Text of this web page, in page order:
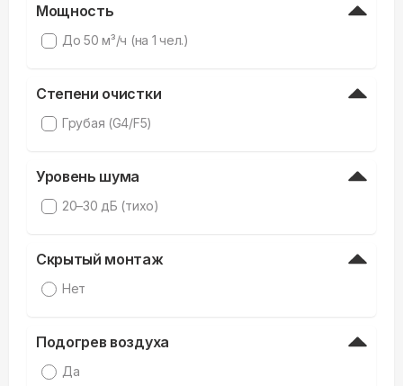
Мощность
До 50 м³/ч (на 1 чел.)
Степени очистки
Грубая (G4/F5)
Уровень шума
20–30 дБ (тихо)
Скрытый монтаж
Нет
Подогрев воздуха
Да